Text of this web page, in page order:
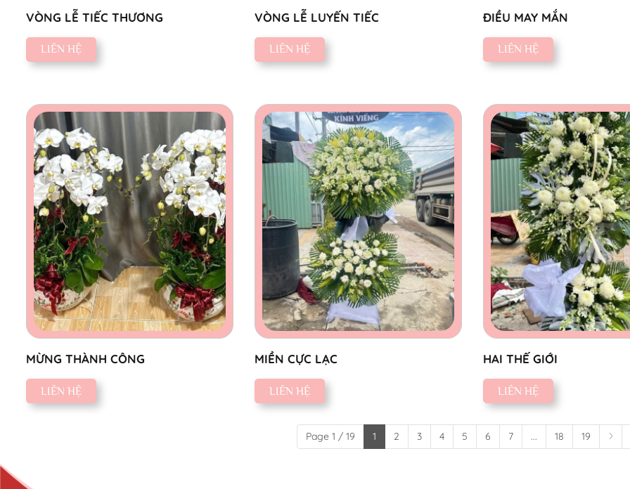
VÒNG LỄ TIẾC THƯƠNG
LIÊN HỆ
VÒNG LỄ LUYẾN TIẾC
LIÊN HỆ
ĐIỀU MAY MẮN
LIÊN HỆ
MỪNG THÀNH CÔNG
LIÊN HỆ
MIỀN CỰC LẠC
LIÊN HỆ
HAI THẾ GIỚI
LIÊN HỆ
Page 1 / 19 1 2 3 4 5 6 7 ... 18 19